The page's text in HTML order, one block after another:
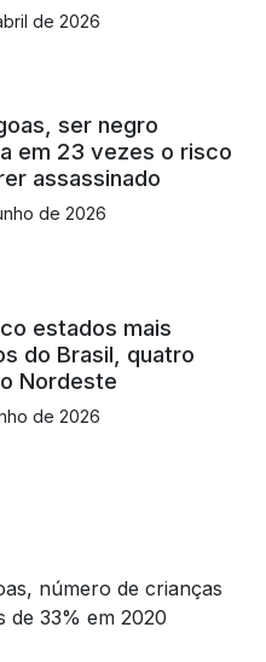
de 2026
ser negro
em 23 vezes o risco
assassinado
de 2026
estados mais
do Brasil, quatro
Nordeste
de 2026
número de crianças
de 33% em 2020